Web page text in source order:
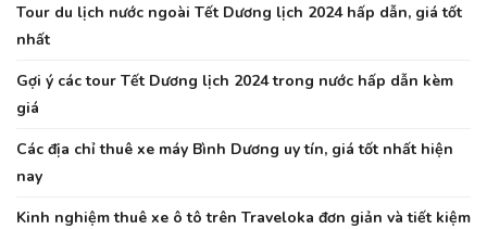
Tour du lịch nước ngoài Tết Dương lịch 2024 hấp dẫn, giá tốt
nhất
Gợi ý các tour Tết Dương lịch 2024 trong nước hấp dẫn kèm
giá
Các địa chỉ thuê xe máy Bình Dương uy tín, giá tốt nhất hiện
nay
Kinh nghiệm thuê xe ô tô trên Traveloka đơn giản và tiết kiệm